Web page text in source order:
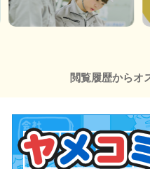
閲覧履歴からオ